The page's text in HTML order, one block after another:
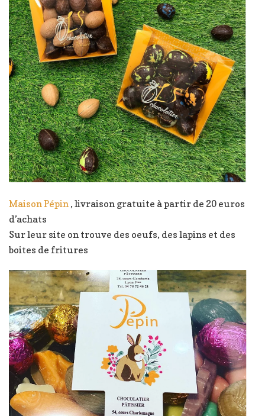
Maison Pépin , livraison gratuite à partir de 20 euros
d’achats
Sur leur site on trouve des oeufs, des lapins et des
boites de fritures